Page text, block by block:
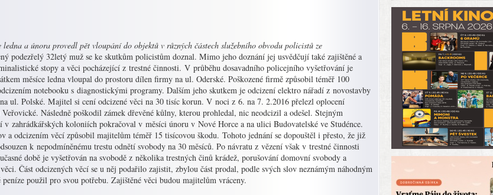
ledna a února provedl pět vloupání do objektů v různých částech služebního obvodu policistů ze
podezřelý 32letý muž se ke skutkům policistům doznal. Mimo jeho doznání jej usvědčují také zajištěné a
stopy a věci pocházející z trestné činnosti. V průběhu dosavadního policejního vyšetřování je
měsíce ledna vloupal do prostoru dílen firmy na ul. Oderské. Poškozené firmě způsobil téměř 100
notebooku s diagnostickými programy. Dalším jeho skutkem je odcizení elektro nářadí z novostavby
ul. Polské. Majitel si cení odcizené věci na 30 tisíc korun. V noci z 6. na 7. 2.2016 přelezl oplocení
Následně poškodil zámek dřevěné kůlny, kterou prohledal, nic neodcizil a odešel. Stejným
v zahrádkářských koloniích pokračoval v měsíci únoru v Nové Horce a na ulici Budovatelské ve Studénce.
a odcizením věcí způsobil majitelům téměř 15 tisícovou škodu. Tohoto jednání se dopouštěl i přesto, že již
k nepodmíněnému trestu odnětí svobody na 30 měsíců. Po návratu z vězení však v trestné činnosti
době je vyšetřován na svobodě z několika trestných činů krádež, porušování domovní svobody a
Část odcizených věcí se u něj podařilo zajistit, zbylou část prodal, podle svých slov neznámým náhodným
peníze použil pro svou potřebu. Zajištěné věci budou majitelům vráceny.